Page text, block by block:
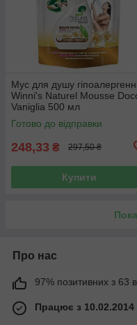
Мус для душу
Winni's Naturel Mousse
Vaniglia 500 мл
Готово до відправки
248,33 ₴ 297,50 ₴
Купити
Про нас
97% позитивних з 63
Працює з 10.02.2014